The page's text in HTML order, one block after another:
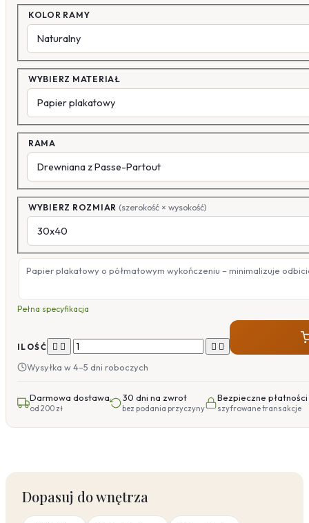
KOLOR RAMY
WYBIERZ MATERIAŁ
RAMA
WYBIERZ ROZMIAR (szerokość × wysokość)
Papier plakatowy o półmatowym wykończeniu – minimalizuje
Pełna specyfikacja
ILOŚĆ    
Wysyłka w 4–5 dni roboczych
Darmowa dostawa
od 200 zł
30 dni na zwrot
bez podania przyczyny
Bezpieczne płatności
szyfrowane transakcje
Dopasuj do wnętrza